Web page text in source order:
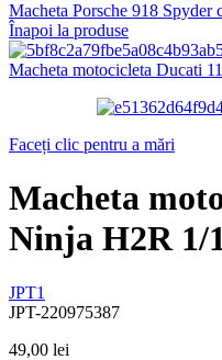
Macheta Porsche 918 Spyder
Înapoi la produse
Macheta motocicleta Ducati
Faceți clic pentru a mări
Macheta
Ninja H2R 1/
JPT1
JPT-220975387
49,00 lei